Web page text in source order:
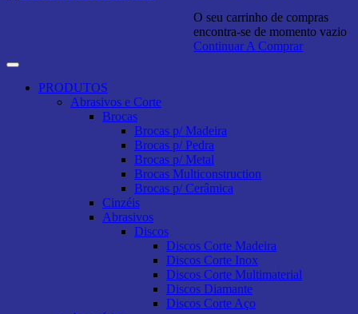
O seu carrinho de compras
encontra-se de momento vazio
Continuar A Comprar
PRODUTOS
Abrasivos e Corte
Brocas
Brocas p/ Madeira
Brocas p/ Pedra
Brocas p/ Metal
Brocas Multiconstruction
Brocas p/ Cerâmica
Cinzéis
Abrasivos
Discos
Discos Corte Madeira
Discos Corte Inox
Discos Corte Multimaterial
Discos Diamante
Discos Corte Aço